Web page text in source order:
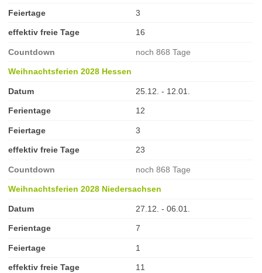
Feiertage 3
effektiv freie Tage 16
Countdown noch 868 Tage
Weihnachtsferien 2028 Hessen
Datum 25.12. - 12.01.
Ferientage 12
Feiertage 3
effektiv freie Tage 23
Countdown noch 868 Tage
Weihnachtsferien 2028 Niedersachsen
Datum 27.12. - 06.01.
Ferientage 7
Feiertage 1
effektiv freie Tage 11